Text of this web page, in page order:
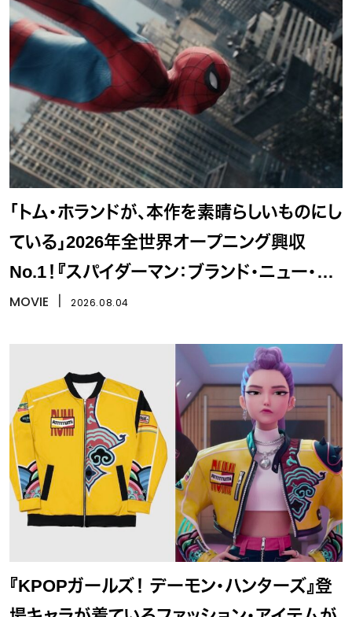
「トム・ホランドが、本作を素晴らしいものにし
ている」2026年全世界オープニング興収
No.1！『スパイダーマン：ブランド・ニュー・デ
イ』
MOVIE 2026.08.04
『KPOPガールズ！ デーモン・ハンターズ』登